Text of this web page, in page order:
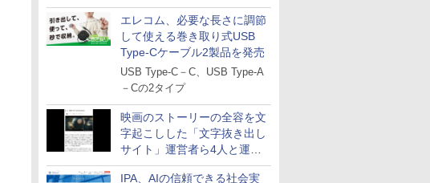
エレコム、必要な長さに調節
して使える巻き取り式USB
Type-Cケーブル2製品を発売
USB Type-C－C、USB Type-A
－Cの2タイプ
映画のストーリーの全容を文
字起こしした「文字抜き出し
サイト」運営者ら4人と運営
法人に有罪判決
IPA、AIの信頼できる社会実